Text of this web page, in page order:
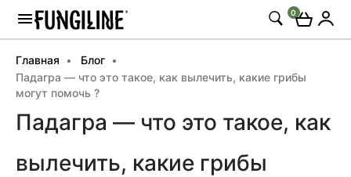
0
Главная
Блог
Падагра — что это такое, как вылечить, какие грибы
могут помочь ?
Падагра — что это такое, как
вылечить, какие грибы